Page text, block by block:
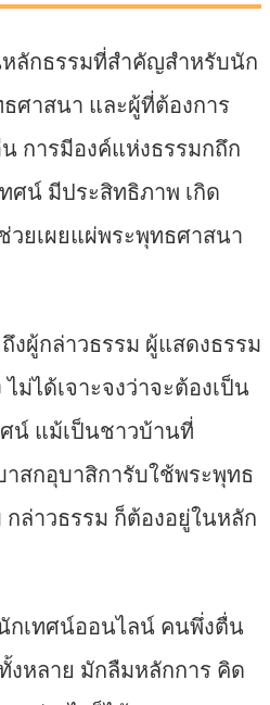
ลักธรรมที่สำคัญสำหรับนัก
ศาสนา และผู้ที่ต้องการ
การมีองค์แห่งธรรมกถึก
ศน์ มีประสิทธิภาพ เกิด
ยเผยแผ่พระพุทธศาสนา
งผู้กล่าวธรรม ผู้แสดงธรรม
ม่ได้เจาะจงว่าจะต้องเป็น
น์ แม้เป็นชาวบ้านที่
กอุบาสิการับใช้พระพุทธ
ล่าวธรรม ก็ต้องอยู่ในหลัก
เทศน์ออนไลน์ คนพึ่งตื่น
งหลาย มักลืมหลักการ คิด